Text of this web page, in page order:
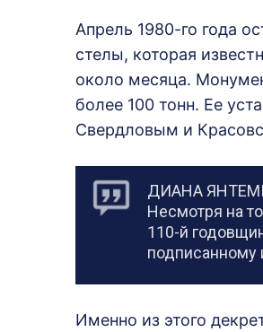
Апрель 1980-го года
стелы, которая
около месяца.
более 100 тонн. Ее
Свердловым и
ДИАНА
Несмотря на
110-й
подписанному
Именно из этого